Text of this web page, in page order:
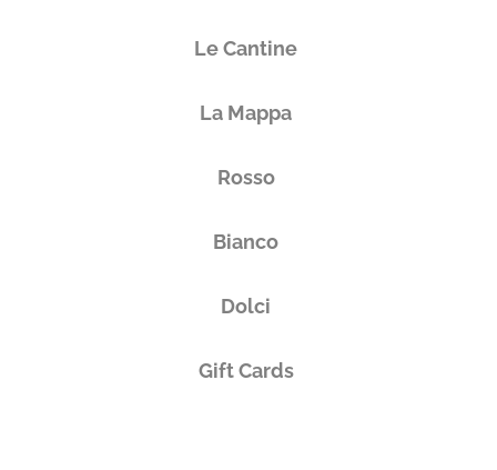
Le Cantine
La Mappa
Rosso
Bianco
Dolci
Gift Cards